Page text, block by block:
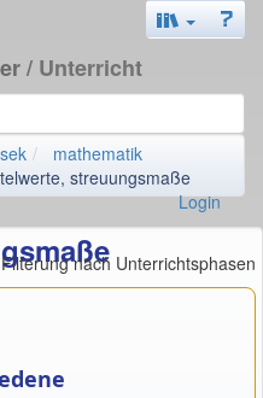
/ Unterricht
sek
mathematik
streuungsmaße
Login
Filterung nach Unterrichtsphasen